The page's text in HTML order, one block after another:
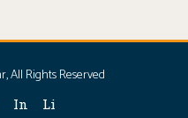
, All Rights Reserved
In Li